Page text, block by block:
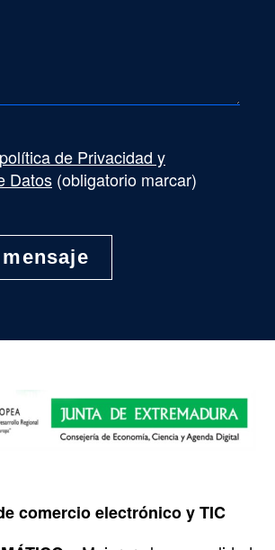
política de Privacidad y
Datos (obligatorio marcar)
comercio electrónico y TIC